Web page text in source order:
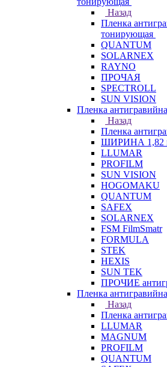
Назад
Пленка
тонирующая
QUANTUM
SOLARNEX
RAYNO
ПРОЧАЯ
SPECTROLL
SUN VISION
Пленка
Назад
Пленка
ШИРИНА 1,82
LLUMAR
PROFILM
SUN VISION
HOGOMAKU
QUANTUM
SAFEX
SOLARNEX
FSM FilmSmatr
FORMULA
STEK
HEXIS
SUN TEK
ПРОЧИЕ
Пленка
Назад
Пленка
LLUMAR
MAGNUM
PROFILM
QUANTUM